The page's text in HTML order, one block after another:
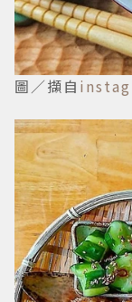
圖／擷自